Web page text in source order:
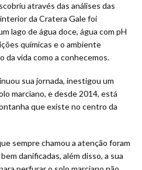
através das análises das
da Cratera Gale foi
lago de água doce, água com pH
químicas e o ambiente
da vida como a conhecemos.
sua jornada, inestigou um
marciano, e desde 2014, está
que existe no centro da
sempre chamou a atenção foram
danificadas, além disso, a sua